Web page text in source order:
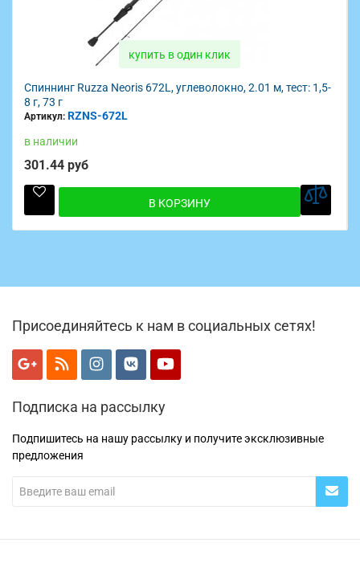
купить в один клик
Спиннинг Ruzza Neoris 672L, углеволокно, 2.01 м, тест: 1,5-
8 г, 73 г
Артикул: RZNS-672L
в наличии
301.44 руб
В КОРЗИНУ
Присоединяйтесь к нам в социальных сетях!
Подписка на рассылку
Подпишитесь на нашу рассылку и получите эксклюзивные
предложения